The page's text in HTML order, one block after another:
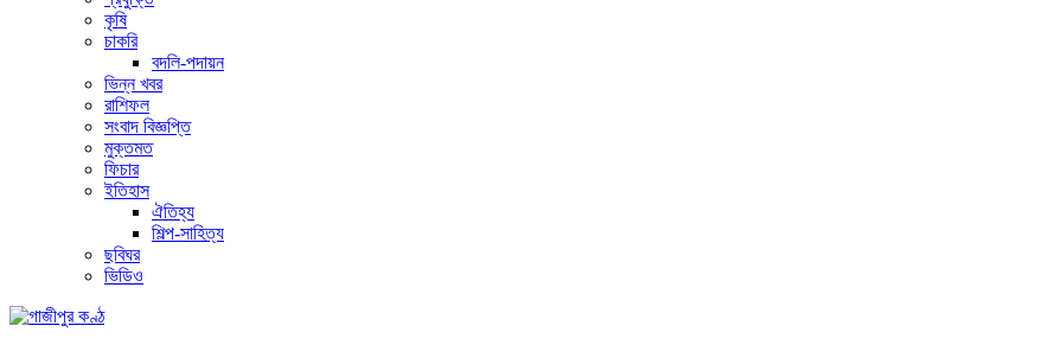
কৃষি
চাকরি
বদলি-পদায়ন
ভিন্ন খবর
রাশিফল
সংবাদ বিজ্ঞপ্তি
মুক্তমত
ফিচার
ইতিহাস
ঐতিহ্য
শিল্প-সাহিত্য
ছবিঘর
ভিডিও